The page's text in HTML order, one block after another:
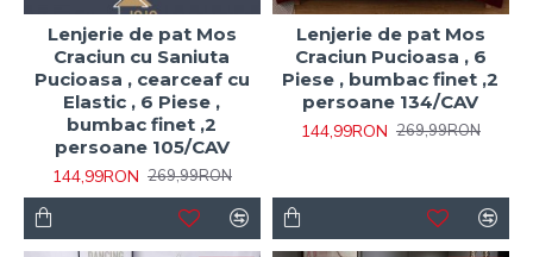
Lenjerie de pat Mos
Craciun cu Saniuta
Pucioasa , cearceaf cu
Elastic , 6 Piese ,
bumbac finet ,2
persoane 105/CAV
144,99RON 269,99RON
Lenjerie de pat Mos
Craciun Pucioasa , 6
Piese , bumbac finet ,2
persoane 134/CAV
144,99RON 269,99RON